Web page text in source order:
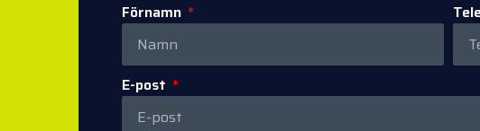
Förnamn
E-post